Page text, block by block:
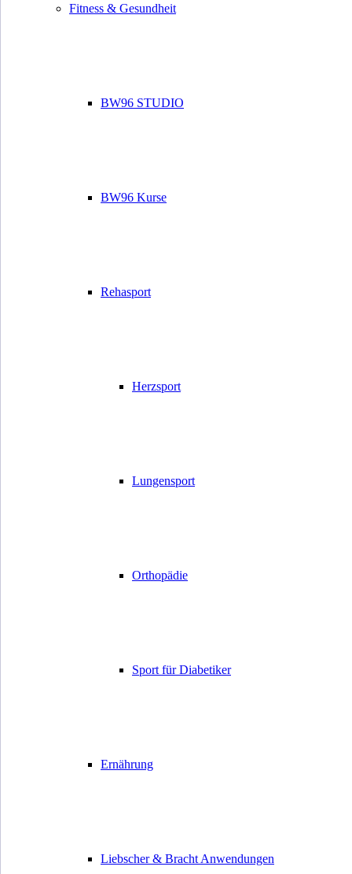
Fitness & Gesundheit
BW96 STUDIO
BW96 Kurse
Rehasport
Herzsport
Lungensport
Orthopädie
Sport für Diabetiker
Ernährung
Liebscher & Bracht Anwendungen